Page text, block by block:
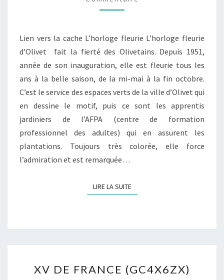
Lien vers la cache L’horloge fleurie L’horloge fleurie
d’Olivet fait la fierté des Olivetains. Depuis 1951,
année de son inauguration, elle est fleurie tous les
ans à la belle saison, de la mi-mai à la fin octobre.
C’est le service des espaces verts de la ville d’Olivet qui
en dessine le motif, puis ce sont les apprentis
jardiniers de l’AFPA (centre de formation
professionnel des adultes) qui en assurent les
plantations. Toujours très colorée, elle force
l’admiration et est remarquée…
LIRE LA SUITELIRE LA SUITE
DE
XV DE FRANCE (GC4X6ZX)